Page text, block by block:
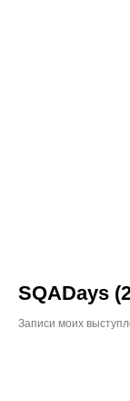
SQADays
Записи моих